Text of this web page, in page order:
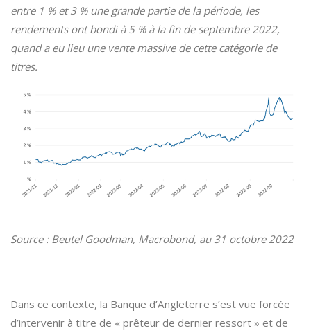
entre 1 % et 3 % une grande partie de la période, les
rendements ont bondi à 5 % à la fin de septembre 2022,
quand a eu lieu une vente massive de cette catégorie de
titres.
Source : Beutel Goodman, Macrobond, au 31 octobre 2022
Dans ce contexte, la Banque d’Angleterre s’est vue forcée
d’intervenir à titre de « prêteur de dernier ressort » et de